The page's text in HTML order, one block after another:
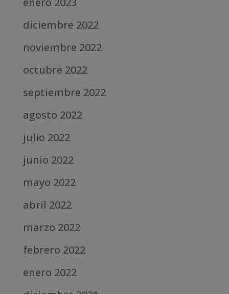
diciembre 2022
noviembre 2022
octubre 2022
septiembre 2022
agosto 2022
julio 2022
junio 2022
mayo 2022
abril 2022
marzo 2022
febrero 2022
enero 2022